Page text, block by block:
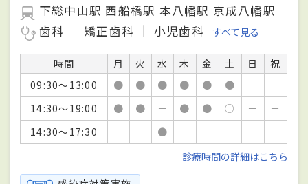
下総中山駅 西船橋駅 本八幡駅 京成八幡駅
歯科
矯正歯科 小児歯科 すべて見る
時間 月 火 水 木 金 土 日
祝
09:30～13:00
● ● ● ● ● ● －
－
14:30～19:00
● ● － ● ● ○ －
－
14:30～17:30
－ － ● － － － －
－
診療時間の詳細はこちら